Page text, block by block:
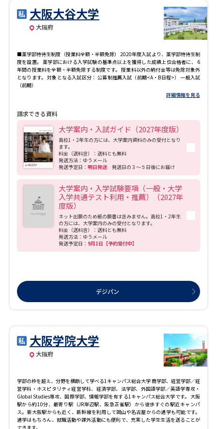
大阪大谷大学
大阪府
■薬学部特待生制度（授業料全額・半額免除） 2020年度入試より、薬学部特待生制
度を設置。 薬学部における入学試験の基準点以上を獲得した成績上位合格者に、 6
年間の授業料を全額・半額免除する制度です。 授業料以外の納付金等は免除対象外
となります。 対象となる入試区分： 公募制推薦入試（前期<A・B日程>） 一般入試
（前期）
詳細情報を見る
請求できる資料
大学案内・入試ガイド（2027年度版）
高校1・2年生の方には、大学案内資料のみの受付となり
ます。
料金（送料含）：送料とも無料
発送方法：ゆうメール
発送予定日： 明日発送 発送日の３～５日後にお届け
大学案内・入学試験要項（一般・大学
入学共通テスト利用・推薦）（2027年
度版）
ネット出願のため紙の願書は含みません。高校1・2年生
の方には、大学案内のみの受付となります。
料金（送料含）：送料とも無料
発送方法：ゆうメール
発送予定日： 9月1日【予約受付中】
デジパン
大阪学院大学
大阪府
学部の枠を超え、分野を横断して学べる1キャンパス総合大学 商学部、経営学部／経
営学科・ホスピタリティ経営学科、経済学部、法学部、外国語学部／英語学専攻・
Global Studies専攻、国際学部、情報学部を有する1キャンパス総合大学です。 大阪
駅から約10分、最寄り駅（JR岸辺駅、阪急正雀駅）から徒歩すぐの駅近キャンパ
ス。新大阪駅からも近く、新幹線を利用して岡山や名古屋からの通学も可能です。
通学はもちろん、就職活動や課外活動にも便利で、充実した学生生活を送ることが
できます。